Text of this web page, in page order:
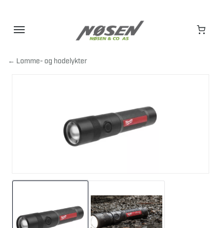
← Lomme- og hodelykter